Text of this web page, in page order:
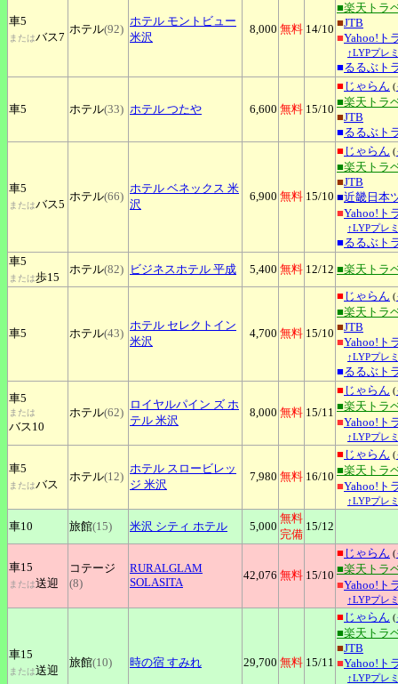
車5
またはバス7
ホテル(92)
ホテル モントビュー
米沢
8,000 無料 14/10
■楽天トラ
■JTB
■Yahoo!ト
↑LYPプレ
■るるぶト
車5 ホテル(33) ホテル つたや 6,600 無料 15/10
■ じゃらん (
■楽天トラ
■JTB
■るるぶト
車5
またはバス5
ホテル(66)
ホテル ベネックス 米
沢
6,900 無料 15/10
■ じゃらん (
■楽天トラ
■JTB
■近畿日本
■Yahoo!ト
↑LYPプレ
■るるぶト
車5
または歩15
ホテル(82) ビジネスホテル 平成 5,400 無料 12/12 ■楽天トラ
車5 ホテル(43)
ホテル セレクトイン
米沢
4,700 無料 15/10
■ じゃらん (
■楽天トラ
■JTB
■Yahoo!ト
↑LYPプレ
■るるぶト
車5
または
バス10
ホテル(62)
ロイヤルパイン ズ ホ
テル 米沢
8,000 無料 15/11
■ じゃらん (
■楽天トラ
■Yahoo!ト
↑LYPプレ
車5
またはバス
ホテル(12)
ホテル スロービレッ
ジ 米沢
7,980 無料 16/10
■ じゃらん (
■楽天トラ
■Yahoo!ト
↑LYPプレ
車10 旅館(15) 米沢 シティ ホテル 5,000
無料
完備
15/12
車15
または送迎
コテージ
(8)
RURALGLAM
SOLASITA
42,076 無料 15/10
■ じゃらん (
■楽天トラ
■Yahoo!ト
↑LYPプレ
車15
または送迎
旅館(10) 時の宿 すみれ 29,700 無料 15/11
■ じゃらん (
■楽天トラ
■JTB
■Yahoo!ト
↑LYPプレ